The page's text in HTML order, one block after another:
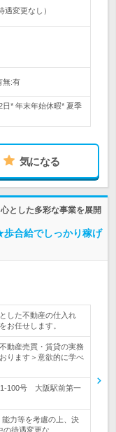
変更なし）
無:有
* 年末年始休暇* 夏季
気になる
とした多彩な事業を展開
合給でしっかり稼げ
した不動産の仕入れ
お任せします。
動産売買・賃貸の実務
ります＞意欲的に学べ
1-100号 大阪駅前第一
力等を考慮の上、決
待遇変更な…